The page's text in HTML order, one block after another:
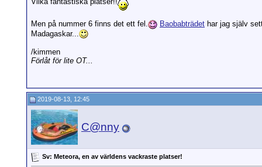
Men på nummer 6 finns det ett fel. Baobabträdet har jag själv
Madagaskar...
/kimmen
Förlåt för lite OT...
2019-08-13, 12:45
C@nny
Sv: Meteora, en av världens vackraste platser!